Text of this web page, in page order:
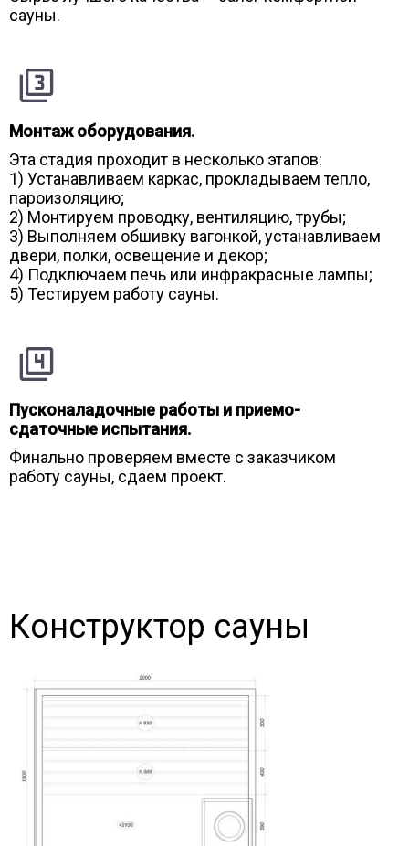
сауны.
Монтаж оборудования.
Эта стадия проходит в несколько этапов:
1) Устанавливаем каркас, прокладываем тепло,
пароизоляцию;
2) Монтируем проводку, вентиляцию, трубы;
3) Выполняем обшивку вагонкой, устанавливаем
двери, полки, освещение и декор;
4) Подключаем печь или инфракрасные лампы;
5) Тестируем работу сауны.
Пусконаладочные работы и приемо-
сдаточные испытания.
Финально проверяем вместе с заказчиком
работу сауны, сдаем проект.
Конструктор сауны